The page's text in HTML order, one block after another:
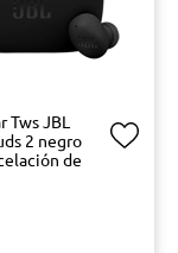
Tws JBL
2 negro
de